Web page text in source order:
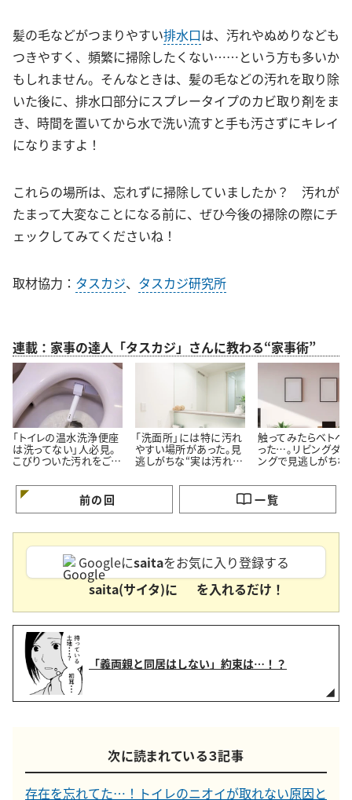
髪の毛などがつまりやすい排水口は、汚れやぬめりなども
つきやすく、頻繁に掃除したくない……という方も多いか
もしれません。そんなときは、髪の毛などの汚れを取り除
いた後に、排水口部分にスプレータイプのカビ取り剤をま
き、時間を置いてから水で洗い流すと手も汚さずにキレイ
になりますよ！
これらの場所は、忘れずに掃除していましたか？ 汚れが
たまって大変なことになる前に、ぜひ今後の掃除の際にチ
ェックしてみてくださいね！
取材協力： タスカジ、 タスカジ研究所
連載：家事の達人「タスカジ」さんに教わる“家事術”
「トイレの温水洗浄便座
は洗ってない」人必見。
こびりついた汚れをごっ
術”
「洗面所」には特に汚れ
やすい場所があった。見
逃しがちな“実は汚れて
触ってみたらベトベ
った…。リビングダ
ングで見逃しがちな
前の回 一覧
Googleにsaitaをお気に入り登録する
saita(サイタ)に
を入れるだけ！
「義両親と同居はしない」約束は…！？
次に読まれている３記事
存在を忘れてた…！トイレのニオイが取れない原因と